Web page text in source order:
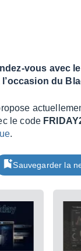
vous avec
du
le code
.
Sauvegarder la